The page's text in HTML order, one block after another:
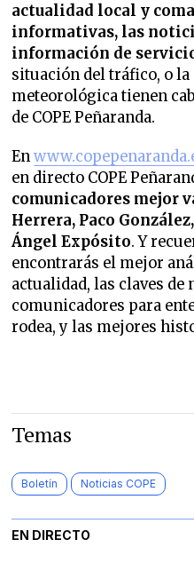
actualidad local y
informativas, las
información de
situación del tráfico, o
meteorológica tienen
de COPE Peñaranda.
En
en directo COPE
comunicadores mejor
Herrera, Paco
Ángel Expósito. Y
encontrarás el mejor
actualidad, las claves de
comunicadores para
rodea, y las mejores
Temas
Boletín Noticias COPE
EN DIRECTO